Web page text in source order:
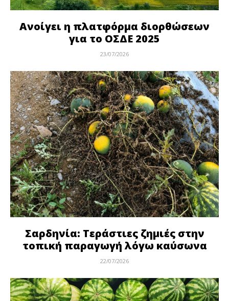
Ανοίγει η πλατφόρμα διορθώσεων
για το ΟΣΔΕ 2025
23/07/2026
Σαρδηνία: Τεράστιες ζημιές στην
τοπική παραγωγή λόγω καύσωνα
22/07/2026